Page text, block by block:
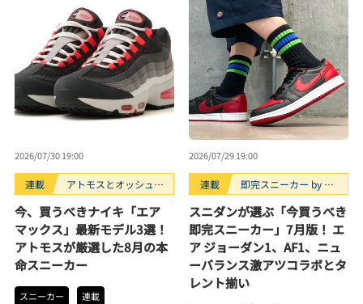
2026/07/30 19:00
連載
アトモスとオッシュマ
スニーカー3選。
今、買うべきナイキ「エア
マックス」最新モデル3選！
アトモスが厳選した8月の本
命スニーカー
スニーカー 連載
2026/07/29 19:00
連載
即完スニーカー by ス
スニダンが選ぶ「今買うべき
即完スニーカー」7月版！ エ
ア ジョーダン1、AF1、ニュ
ーバランス激アツコラボとタ
レント揃い